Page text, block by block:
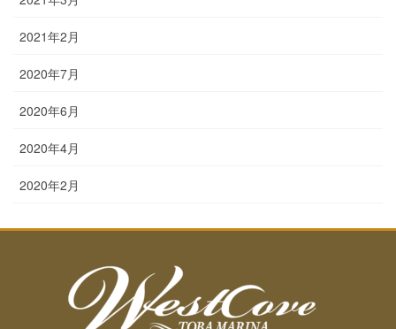
2021年2月
2020年7月
2020年6月
2020年4月
2020年2月